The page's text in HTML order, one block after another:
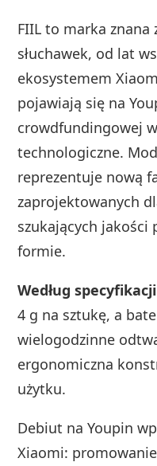
FIIL to marka znana
słuchawek, od lat
ekosystemem
pojawiają się na
crowdfundingowej
technologiczne.
reprezentuje nową
zaprojektowanych
szukających
formie.
Według
4 g na sztukę, a
wielogodzinne
ergonomiczna
użytku.
Debiut na Youpin
Xiaomi: